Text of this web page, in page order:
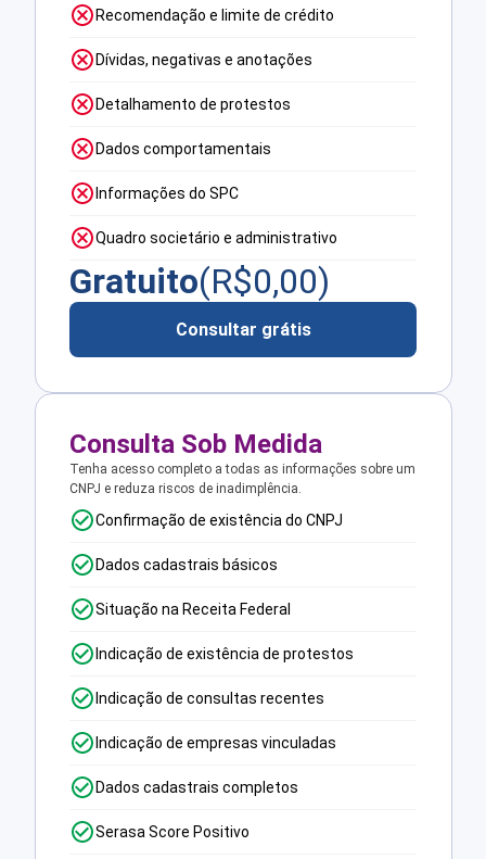
Recomendação e limite de crédito
Dívidas, negativas e anotações
Detalhamento de protestos
Dados comportamentais
Informações do SPC
Quadro societário e administrativo
Gratuito(R$0,00)
Consultar grátis
Consulta Sob Medida
Tenha acesso completo a todas as informações sobre um
CNPJ e reduza riscos de inadimplência.
Confirmação de existência do CNPJ
Dados cadastrais básicos
Situação na Receita Federal
Indicação de existência de protestos
Indicação de consultas recentes
Indicação de empresas vinculadas
Dados cadastrais completos
Serasa Score Positivo